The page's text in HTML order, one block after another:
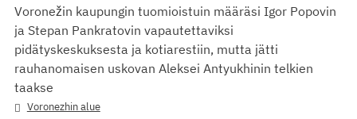
Voronežin kaupungin tuomioistuin määräsi Igor Popovin
ja Stepan Pankratovin vapautettaviksi
pidätyskeskuksesta ja kotiarestiin, mutta jätti
rauhanomaisen uskovan Aleksei Antyukhinin telkien
taakse
Voronezhin alue